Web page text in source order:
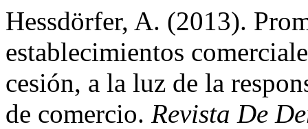
Hessdörfer, A. (2013).
establecimientos
cesión, a la luz de la
de comercio. Revista De